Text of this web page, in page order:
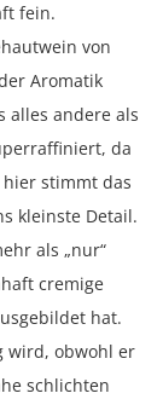
fein.
von
Aromatik
alles andere als
da
stimmt das
kleinste Detail.
als „nur“
cremige
hat.
wird, obwohl er
schlichten